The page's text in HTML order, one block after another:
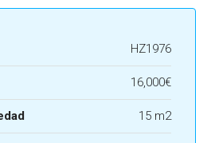
HZ1976
16,000€
15 m2